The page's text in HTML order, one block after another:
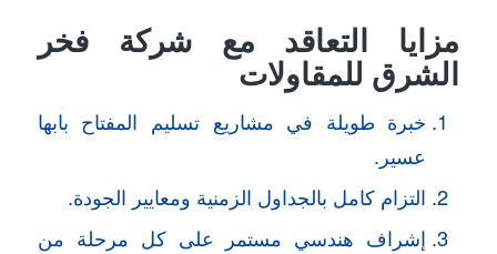
مزايا التعاقد مع شركة فخر
الشرق للمقاولات
خبرة طويلة في مشاريع تسليم المفتاح بابها
عسير.
التزام كامل بالجداول الزمنية ومعايير الجودة.
إشراف هندسي مستمر على كل مرحلة من